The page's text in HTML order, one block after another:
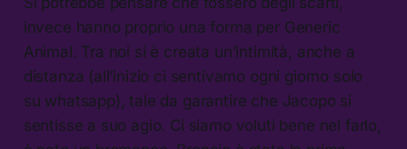
invece hanno proprio una forma per Generic
Animal. Tra noi si è creata un’intimità, anche a
distanza (all’inizio ci sentivamo ogni giorno solo
su whatsapp), tale da garantire che Jacopo si
sentisse a suo agio. Ci siamo voluti bene nel farlo,